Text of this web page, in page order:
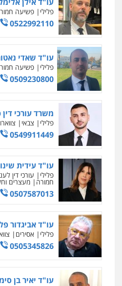
פלילי פשיעה
0522992110
עו"ד שאדי
פלילי פשיעה
0509230800
משרד עורכי
פלילי צבאי
0549911449
עו"ד עידית
פלילי עורכי דין
חמורה מעצרים
0507587013
עו"ד אביגדור
פלילי אסירים
0505345826
עו"ד יאיר בן